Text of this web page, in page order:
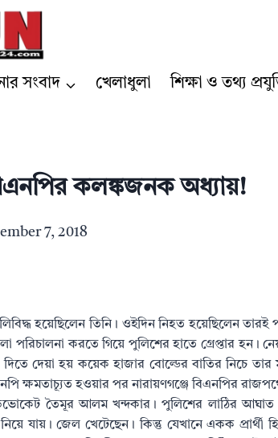
সংবাদ খেলাধুলা শিক্ষা ও তথ্য
কলঙ্কজনক অধ্যায়!
7, 2018
হয়েছিলেন তিনি। ওইদিন নিহত হয়েছিলেন তারই
পরিচালনা করতে গিয়ে পুলিশের হাতে গ্রেপ্তার হন।
দিতে দেয়া হয় কয়েক হাজার বোল্ডের বাতির নিচে তার
ক্ষমতাচ্যূত হওয়ার পর নারায়ণগঞ্জে বিএনপির
তৈমূর আলম খন্দকার। পুলিশের লাঠির আঘাত
যায়। জেল খেটেছেন। কিন্তু যেখানে একক প্রার্থী